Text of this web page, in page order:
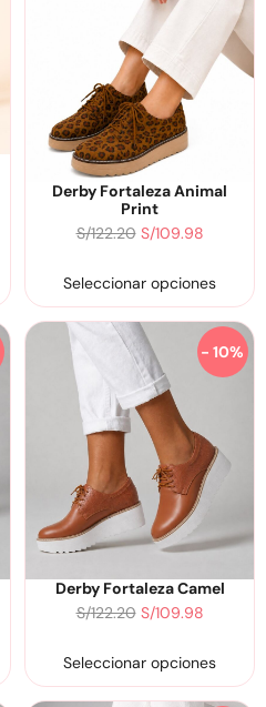
Derby Fortaleza Animal
Print
S/122.20 S/109.98
Seleccionar opciones
- 10%
Derby Fortaleza Camel
S/122.20 S/109.98
Seleccionar opciones